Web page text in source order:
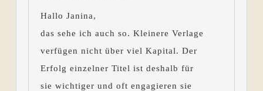
Hallo Janina,
das sehe ich auch so. Kleinere Verlage
verfügen nicht über viel Kapital. Der
Erfolg einzelner Titel ist deshalb für
sie wichtiger und oft engagieren sie